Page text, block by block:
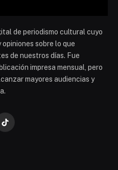
de periodismo cultural cuyo
sobre lo que
de nuestros días. Fue
impresa mensual, pero
mayores audiencias y
TikTok